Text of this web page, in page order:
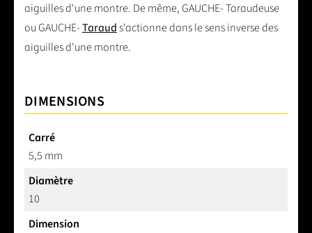
aiguilles d'une montre. De même, GAUCHE- Taraudeuse
ou GAUCHE-Tarauds'actionne dans le sens inverse des
aiguilles d'une montre.
DIMENSIONS
Carré
5,5 mm
Diamètre
10
Dimension